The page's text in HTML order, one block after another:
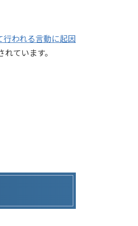
われる言動に起因
ています。